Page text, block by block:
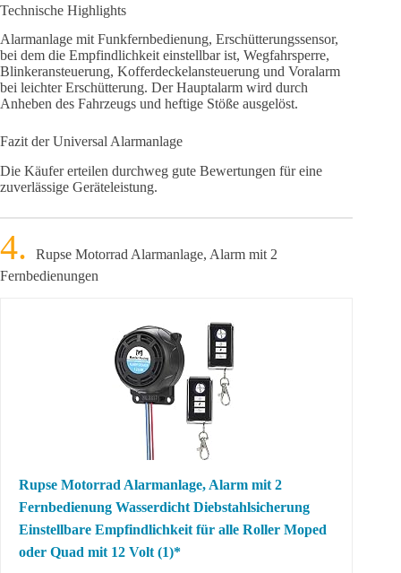
Technische Highlights
Alarmanlage mit Funkfernbedienung, Erschütterungssensor,
bei dem die Empfindlichkeit einstellbar ist, Wegfahrsperre,
Blinkeransteuerung, Kofferdeckelansteuerung und Voralarm
bei leichter Erschütterung. Der Hauptalarm wird durch
Anheben des Fahrzeugs und heftige Stöße ausgelöst.
Fazit der Universal Alarmanlage
Die Käufer erteilen durchweg gute Bewertungen für eine
zuverlässige Geräteleistung.
Rupse Motorrad Alarmanlage, Alarm mit 2
Fernbedienungen
Rupse Motorrad Alarmanlage, Alarm mit 2
Fernbedienung Wasserdicht Diebstahlsicherung
Einstellbare Empfindlichkeit für alle Roller Moped
oder Quad mit 12 Volt (1)*